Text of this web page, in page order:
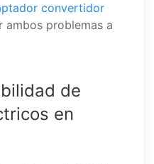
convertidor
ambos problemas a
de
en